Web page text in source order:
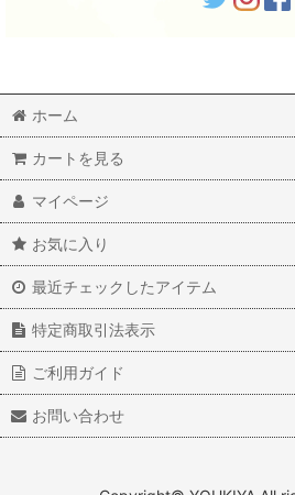
ホーム
カートを見る
マイページ
お気に入り
最近チェックしたアイテム
特定商取引法表示
ご利用ガイド
お問い合わせ